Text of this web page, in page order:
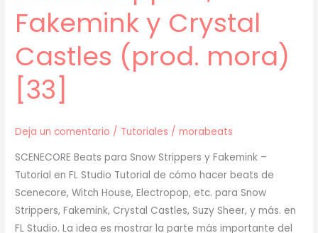
Fakemink y Crystal
Castles (prod. mora)
[33]
Deja un comentario / Tutoriales /morabeats
SCENECORE Beats para Snow Strippers y Fakemink –
Tutorial en FL Studio Tutorial de cómo hacer beats de
Scenecore, Witch House, Electropop, etc. para Snow
Strippers, Fakemink, Crystal Castles, Suzy Sheer, y más. en
FL Studio. La idea es mostrar la parte más importante del